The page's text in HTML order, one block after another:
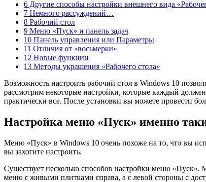
6 Другие способы настройки внешнего вида
7 Немного рассуждений…
8 Рабочий стол
9 Меню «Пуск» и панель задач
10 Панель управления или Параметры
11 Отличия от «восьмерки»
12 Новые функции
13 Методы украшения «Рабочего стола»
Возможность настроить рабочий стол в Windows 10
рассмотрим некоторые настройки, которые каждый
практически все. После установки вы можете провести
Настройка меню «Пуск» именно
Меню «Пуск» в Windows 10 очень похоже на то, что вы
вы захотите настроить.
Существует несколько способов настройки меню «Пуск».
меню с живыми плитками справа, а с левой стороны с